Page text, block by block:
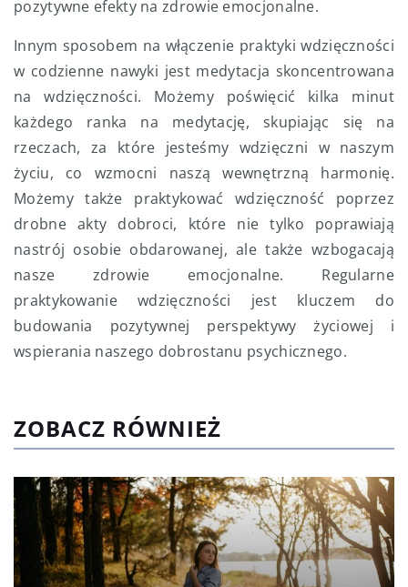
pozytywne efekty na zdrowie emocjonalne.
Innym sposobem na włączenie praktyki wdzięczności
w codzienne nawyki jest medytacja skoncentrowana
na wdzięczności. Możemy poświęcić kilka minut
każdego ranka na medytację, skupiając się na
rzeczach, za które jesteśmy wdzięczni w naszym
życiu, co wzmocni naszą wewnętrzną harmonię.
Możemy także praktykować wdzięczność poprzez
drobne akty dobroci, które nie tylko poprawiają
nastrój osobie obdarowanej, ale także wzbogacają
nasze zdrowie emocjonalne. Regularne
praktykowanie wdzięczności jest kluczem do
budowania pozytywnej perspektywy życiowej i
wspierania naszego dobrostanu psychicznego.
ZOBACZ RÓWNIEŻ